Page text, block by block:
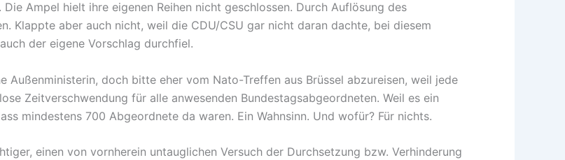
Ampel hielt ihre eigenen Reihen nicht geschlossen. Durch Auflösung des
Klappte aber auch nicht, weil die CDU/CSU gar nicht daran dachte, bei diesem
der eigene Vorschlag durchfiel.
Außenministerin, doch bitte eher vom Nato-Treffen aus Brüssel abzureisen, weil jede
Zeitverschwendung für alle anwesenden Bundestagsabgeordneten. Weil es ein
mindestens 700 Abgeordnete da waren. Ein Wahnsinn. Und wofür? Für nichts.
einen von vornherein untauglichen Versuch der Durchsetzung bzw. Verhinderung